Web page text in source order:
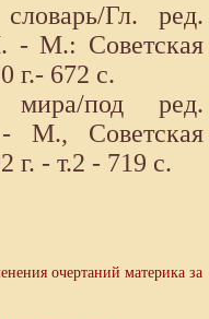
Гл. ред.
- М.: Советская
г.- 672 с.
под ред.
М., Советская
г. - т.2 - 719 с.
очертаний материка за